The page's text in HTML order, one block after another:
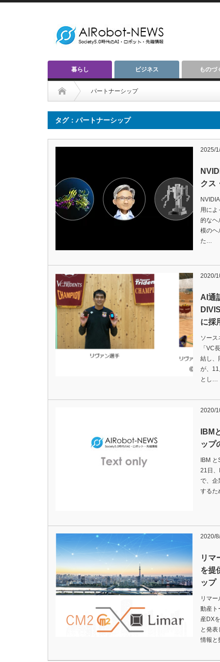
暮らし ビジネス ものづ
パートナーシップ
タグ：パートナーシップ
2025/
クス
用によ
的なヘ
模のヘ
た…
2020/
AI通
に採
ソース
「VC
結し、
が、
とし…
2020/
IBM
ップ
IBM
21日、
で、企
するた
2020/
リマ
を提
ップ
リマ
動産ト
産DX
と発
情報